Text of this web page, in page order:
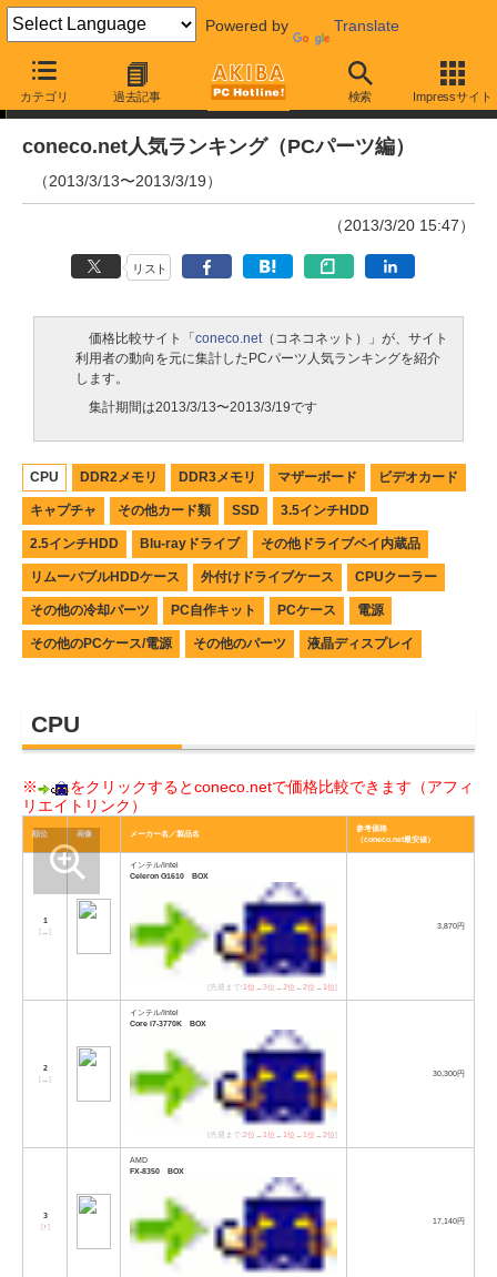
Powered by Translate
カテゴリ 過去記事 検索 Impressサイト
ランキング
coneco.net人気ランキング（PCパーツ編）
（2013/3/13〜2013/3/19）
（2013/3/20 15:47）
リスト
価格比較サイト「 coneco.net（コネコネット）」が、サイト
利用者の動向を元に集計したPCパーツ人気ランキングを紹介
します。
集計期間は2013/3/13〜2013/3/19です
CPU DDR2メモリ DDR3メモリ マザーボード ビデオカード
キャプチャ その他カード類 SSD 3.5インチHDD
2.5インチHDD Blu-rayドライブ その他ドライブベイ内蔵品
リムーバブルHDDケース 外付けドライブケース CPUクーラー
その他の冷却パーツ PC自作キット PCケース 電源
その他のPCケース/電源 その他のパーツ 液晶ディスプレイ
CPU
※
をクリックするとconeco.netで価格比較できます（アフィ
リエイトリンク）
順位 画像 メーカー名／製品名
参考価格
（coneco.net最安値）
1
[
]
インテル/Intel
Celeron G1610 BOX
[先週まで:1位 →3位 →2位 →2位 →1位]
3,870円
2
[
]
インテル/Intel
Core i7-3770K BOX
[先週まで:2位 →1位 →1位 →1位 →2位]
30,300円
3
[↑]
AMD
FX-8350 BOX
17,140円